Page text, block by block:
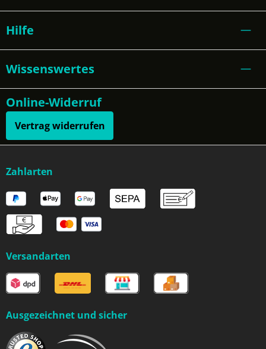
Hilfe
Wissenswertes
Online-Widerruf
Vertrag widerrufen
Zahlarten
Versandarten
Ausgezeichnet und sicher